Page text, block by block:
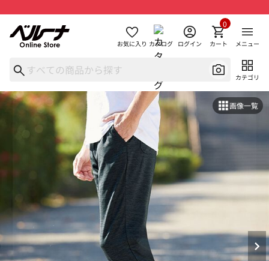
お気に入り カタログ ログイン カート
0
メニュー
カテゴリ
画像一覧